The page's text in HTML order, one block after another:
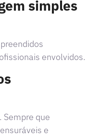
simples
envolvidos.
Sempre que
e